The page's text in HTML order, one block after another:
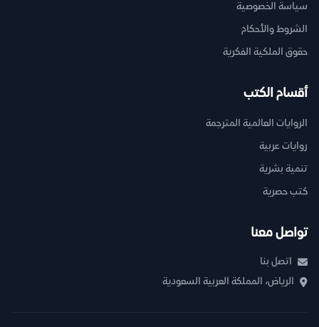
سياسة الخصوصية
الشروط والأحكام
حقوق الملكية الفكرية
أقسام الكتب
الروايات العالمية المترجمة
روايات عربية
تنمية بشرية
كتب حصرية
تواصل معنا
اتصل بنا
الرياض، المملكة العربية السعودية